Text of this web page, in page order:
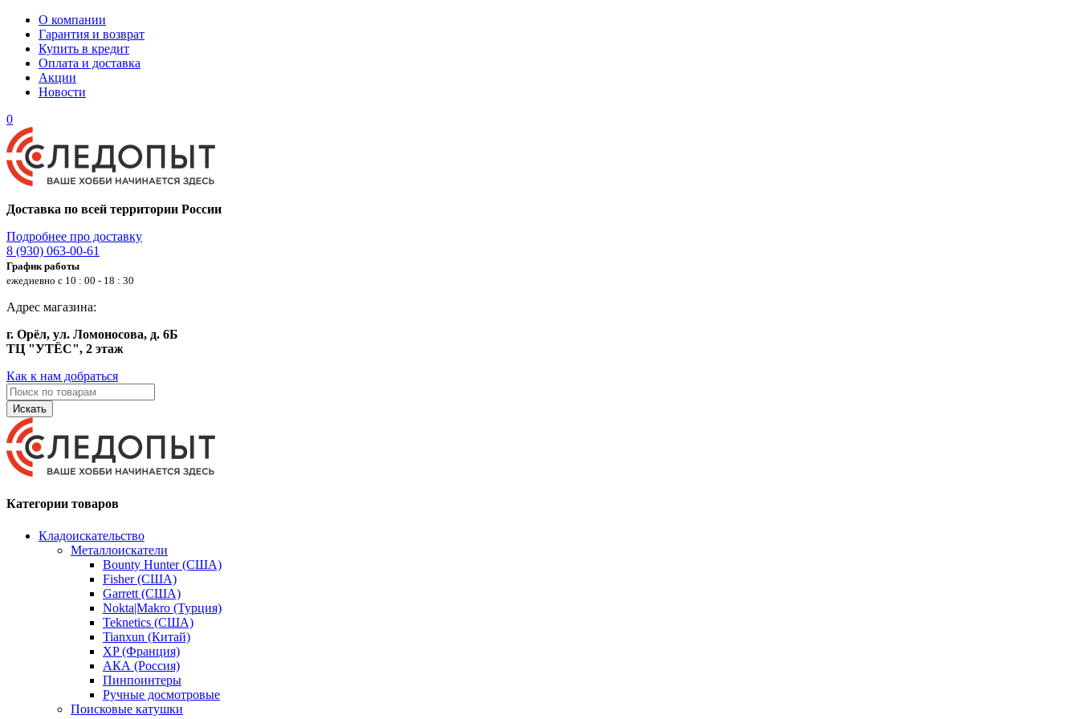
О компании
Гарантия и возврат
Купить в кредит
Оплата и доставка
Акции
Новости
0
Доставка по всей территории России
Подробнее про доставку
8 (930) 063-00-61
График работы
ежедневно с 10 : 00 - 18 : 30
Адрес магазина:
г. Орёл, ул. Ломоносова, д. 6Б
ТЦ "УТЁС", 2 этаж
Как к нам добраться
Искать
Категории товаров
Кладоискательство
Металлоискатели
Bounty Hunter (США)
Fisher (США)
Garrett (США)
Nokta|Makro (Турция)
Teknetics (США)
Tianxun (Китай)
XP (Франция)
АКА (Россия)
Пинпоинтеры
Ручные досмотровые
Поисковые катушки